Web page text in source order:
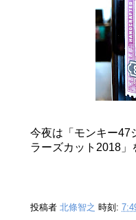
今夜は「モンキー47
ラーズカット2018」
投稿者 北條智之 時刻: